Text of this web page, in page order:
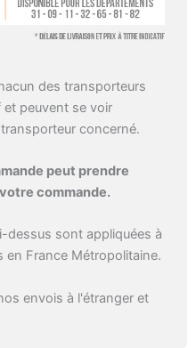
des transporteurs
peuvent se voir
concerné.
peut prendre
commande.
dessus sont appliquées à
en France Métropolitaine.
envois à l'étranger et